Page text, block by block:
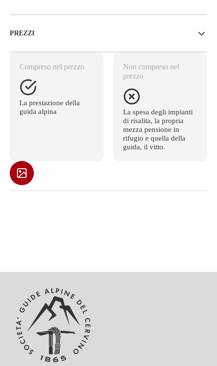
PREZZI
Compreso nel prezzo
La prestazione della
guida alpina
Non compreso nel
prezzo
La spesa degli impianti
di risalita, la propria
mezza pensione in
rifugio e quella della
guida, il vitto.